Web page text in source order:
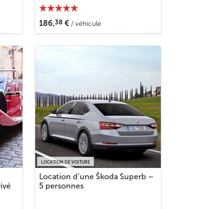
186,38 € / véhicule
LOCATION DE VOITURE
Location d’une Škoda Superb –
5 personnes